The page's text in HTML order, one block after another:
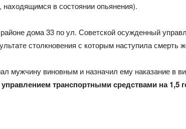
в состоянии опьянения).
дома 33 по ул. Советской осужденный
столкновения с которым наступила
мужчину виновным и назначил ему наказание в
транспортными средствами на 1,5